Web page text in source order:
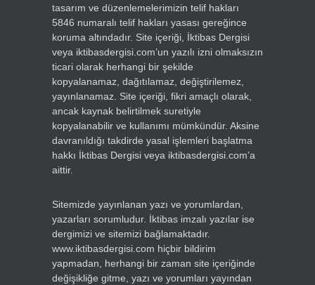
tasarım ve düzenlemelerimizin telif hakları
5846 numaralı telif hakları yasası gereğince
koruma altındadır. Site içeriği, İktibas Dergisi
veya iktibasdergisi.com’un yazılı izni olmaksızın
ticari olarak herhangi bir şekilde
kopyalanamaz, dağıtılamaz, değiştirilemez,
yayınlanamaz. Site içeriği, fikri amaçlı olarak,
ancak kaynak belirtilmek suretiyle
kopyalanabilir ve kullanımı mümkündür. Aksine
davranıldığı takdirde yasal işlemleri başlatma
hakkı İktibas Dergisi veya iktibasdergisi.com’a
aittir.
Sitemizde yayınlanan yazı ve yorumlardan,
yazarları sorumludur. İktibas imzalı yazılar ise
dergimizi ve sitemizi bağlamaktadır.
www.iktibasdergisi.com hiçbir bildirim
yapmadan, herhangi bir zaman site içeriğinde
değişikliğe gitme, yazı ve yorumları yayından